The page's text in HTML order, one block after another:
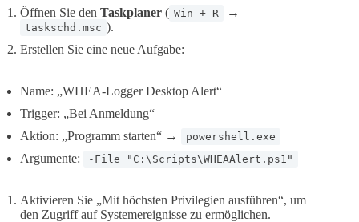
Öffnen Sie den Taskplaner ( Win + R →
taskschd.msc ).
Erstellen Sie eine neue Aufgabe:
Name: „WHEA-Logger Desktop Alert“
Trigger: „Bei Anmeldung“
Aktion: „Programm starten“ →
powershell.exe
Argumente: -File "C:\Scripts\WHEAAlert.ps1"
Aktivieren Sie „Mit höchsten Privilegien ausführen“, um
den Zugriff auf Systemereignisse zu ermöglichen.